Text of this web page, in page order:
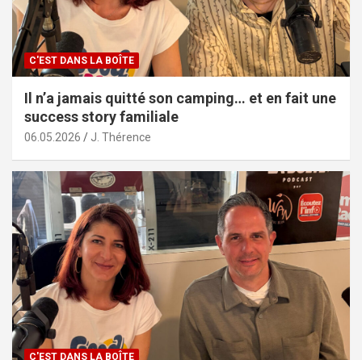
C'EST DANS LA BOÎTE
Il n’a jamais quitté son camping… et en fait une
success story familiale
06.05.2026 J. Thérence
C'EST DANS LA BOÎTE